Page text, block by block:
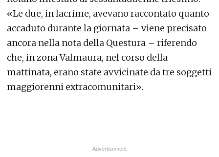
«Le due, in lacrime, avevano raccontato quanto
accaduto durante la giornata – viene precisato
ancora nella nota della Questura – riferendo
che, in zona Valmaura, nel corso della
mattinata, erano state avvicinate da tre soggetti
maggiorenni extracomunitari».